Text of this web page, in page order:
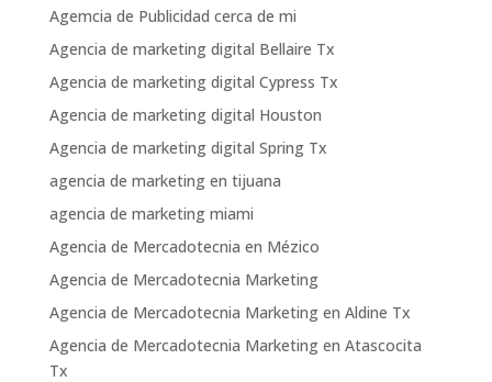
Agemcia de Publicidad cerca de mi
Agencia de marketing digital Bellaire Tx
Agencia de marketing digital Cypress Tx
Agencia de marketing digital Houston
Agencia de marketing digital Spring Tx
agencia de marketing en tijuana
agencia de marketing miami
Agencia de Mercadotecnia en Mézico
Agencia de Mercadotecnia Marketing
Agencia de Mercadotecnia Marketing en Aldine Tx
Agencia de Mercadotecnia Marketing en Atascocita
Tx